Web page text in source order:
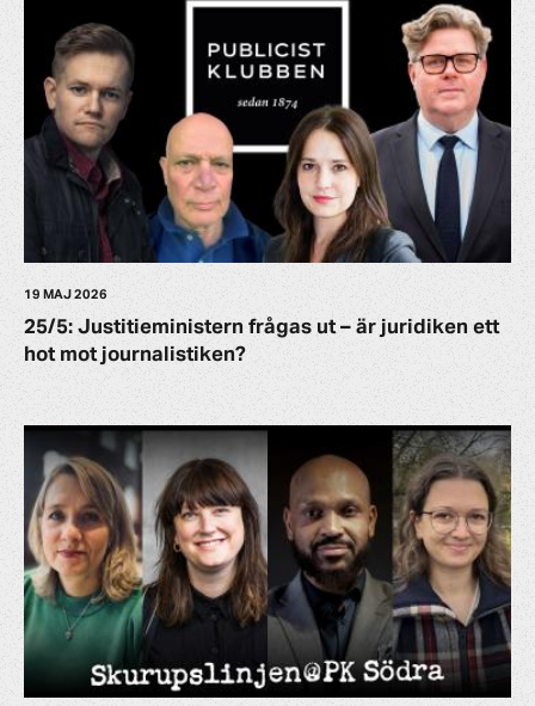
19 MAJ 2026
25/5: Justitieministern frågas ut – är juridiken ett
hot mot journalistiken?